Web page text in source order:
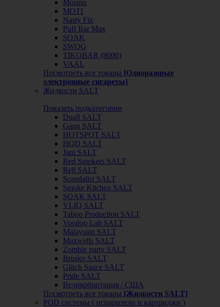
Mosmo
MOTI
Nasty Fix
Puff Bar Max
SOAK
SWOG
TIKOBAR (8000)
VAAL
Посмотреть все товары [Одноразовые
электронные сигареты]
Жидкости SALT
Показать подкатегории
Duall SALT
Gang SALT
HOTSPOT SALT
HQD SALT
Jam SALT
Red Smokers SALT
Rell SALT
Scandalist SALT
Smoke Kitchen SALT
SOAK SALT
VLIQ SALT
Taboo Production SALT
Voodoo Lab SALT
Malaysian SALT
Maxwells SALT
Zombie party SALT
Brusko SALT
Glitch Sauce SALT
Pride SALT
Великобритания / США
Посмотреть все товары [Жидкости SALT]
POD системы ( испарители и картриджи )